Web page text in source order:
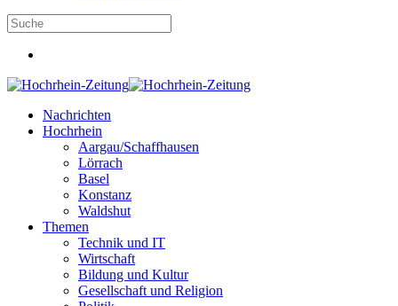
Nachrichten
Hochrhein
Aargau/Schaffhausen
Lörrach
Basel
Konstanz
Waldshut
Themen
Technik und IT
Wirtschaft
Bildung und Kultur
Gesellschaft und Religion